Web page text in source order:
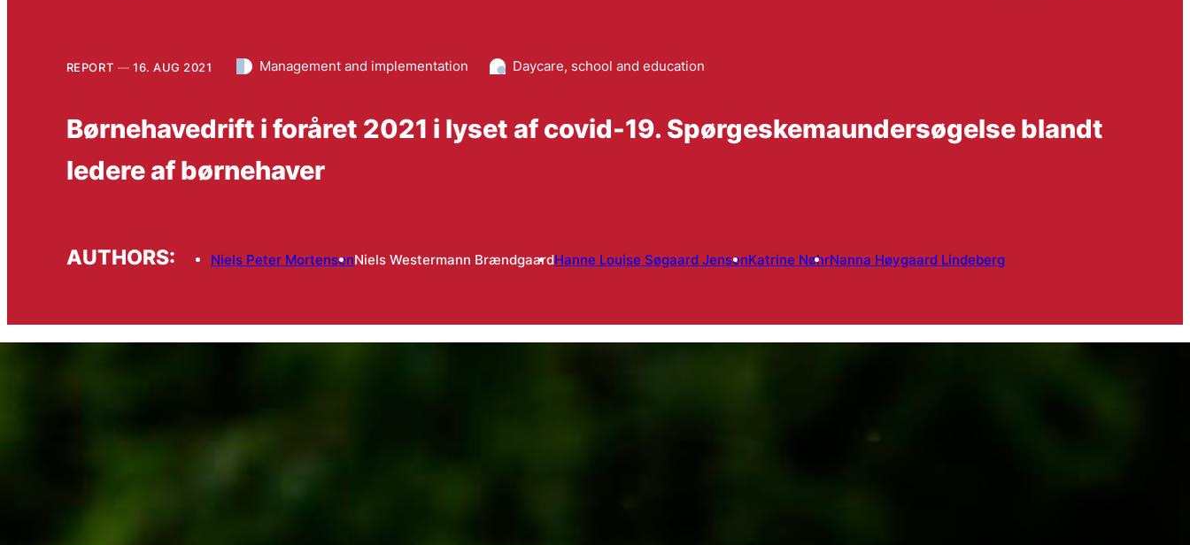
REPORT 16. AUG 2021 Management and implementation Daycare, school and education
Børnehavedrift i foråret 2021 i lyset af covid-19. Spørgeskemaundersøgelse blandt
ledere af børnehaver
AUTHORS: Niels Peter MortensenNiels Westermann BrændgaardHanne Louise Søgaard JensenKatrine NøhrNanna Høygaard Lindeberg